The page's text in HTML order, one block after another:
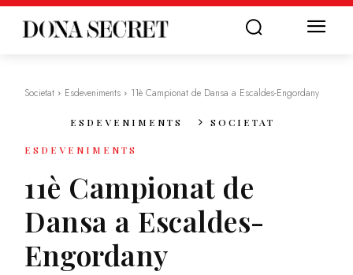
Societat Esdeveniments 11è Campionat de Dansa a Escaldes-Engordany
ESDEVENIMENTS SOCIETAT
ESDEVENIMENTS
11è Campionat de
Dansa a Escaldes-
Engordany